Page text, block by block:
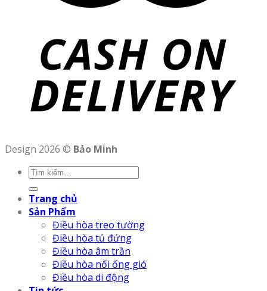
Design 2026 © Bảo Minh
Trang chủ
Sản Phẩm
Điều hòa treo tường
Điều hòa tủ đứng
Điều hòa âm trần
Điều hòa nối ống gió
Điều hòa di động